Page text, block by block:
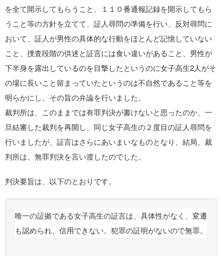
を全て開示してもらうこと、１１０番通報記録を開示してもら
うこと等の方針を立てて、証人尋問の準備を行い、反対尋問に
おいて、証人が男性の具体的な行動をほとんど記憶していない
こと、捜査段階の供述と証言には食い違いがあること、男性が
下半身を露出しているのを目撃したというのに女子高生2人がそ
の場に長いこと留まっていたというのは不自然であること等を
明らかにし、その旨の弁論を行いました。
裁判所は、このままでは有罪判決が書けないと思ったのか、一
旦結審した裁判を再開し、同じ女子高生の２度目の証人尋問を
行いましたが、証言はさらにあいまいなものとなり、結局、裁
判所は、無罪判決を言い渡したのでした。
判決要旨は、以下のとおりです。
唯一の証拠である女子高生の証言は、具体性がなく、変遷
も認められ、信用できない。犯罪の証明がないので無罪。